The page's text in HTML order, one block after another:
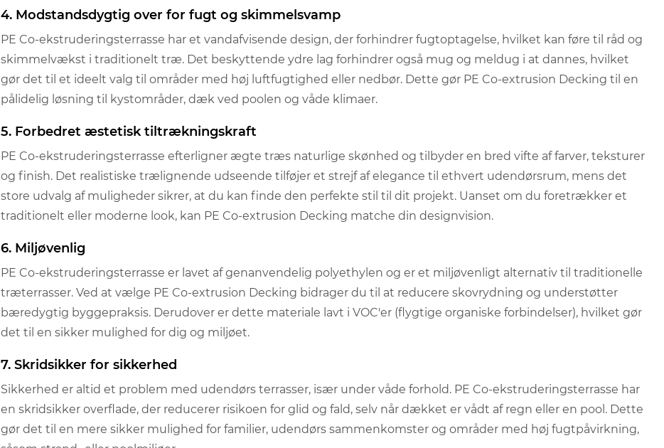
4. Modstandsdygtig over for fugt og skimmelsvamp
PE Co-ekstruderingsterrasse har et vandafvisende design, der forhindrer fugtoptagelse, hvilket kan føre til råd og
skimmelvækst i traditionelt træ. Det beskyttende ydre lag forhindrer også mug og meldug i at dannes, hvilket
gør det til et ideelt valg til områder med høj luftfugtighed eller nedbør. Dette gør PE Co-extrusion Decking til en
pålidelig løsning til kystområder, dæk ved poolen og våde klimaer.
5. Forbedret æstetisk tiltrækningskraft
PE Co-ekstruderingsterrasse efterligner ægte træs naturlige skønhed og tilbyder en bred vifte af farver, teksturer
og finish. Det realistiske trælignende udseende tilføjer et strejf af elegance til ethvert udendørsrum, mens det
store udvalg af muligheder sikrer, at du kan finde den perfekte stil til dit projekt. Uanset om du foretrækker et
traditionelt eller moderne look, kan PE Co-extrusion Decking matche din designvision.
6. Miljøvenlig
PE Co-ekstruderingsterrasse er lavet af genanvendelig polyethylen og er et miljøvenligt alternativ til traditionelle
træterrasser. Ved at vælge PE Co-extrusion Decking bidrager du til at reducere skovrydning og understøtter
bæredygtig byggepraksis. Derudover er dette materiale lavt i VOC'er (flygtige organiske forbindelser), hvilket gør
det til en sikker mulighed for dig og miljøet.
7. Skridsikker for sikkerhed
Sikkerhed er altid et problem med udendørs terrasser, især under våde forhold. PE Co-ekstruderingsterrasse har
en skridsikker overflade, der reducerer risikoen for glid og fald, selv når dækket er vådt af regn eller en pool. Dette
gør det til en mere sikker mulighed for familier, udendørs sammenkomster og områder med høj fugtpåvirkning,